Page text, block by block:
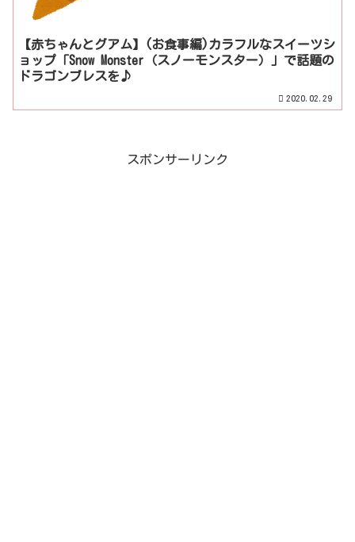
【赤ちゃんとグアム】(お食事編)カラフルなスイーツシ
ョップ「Snow Monster（スノーモンスター）」で話題の
ドラゴンブレスを♪
2020.02.29
スポンサーリンク